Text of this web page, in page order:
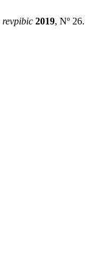
revpibic 2019, Nº 26.